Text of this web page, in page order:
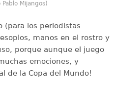
Mijangos)
(para los periodistas
manos en el rostro y
porque aunque el juego
emociones, y
de la Copa del Mundo!